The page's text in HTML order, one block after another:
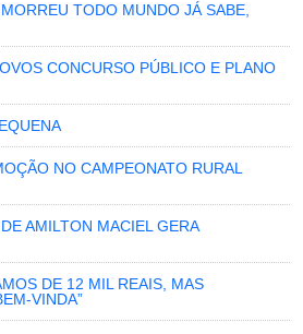
TODO MUNDO JÁ SABE,
CONCURSO PÚBLICO E PLANO
NO CAMPEONATO RURAL
AMILTON MACIEL GERA
DE 12 MIL REAIS, MAS
VINDA”